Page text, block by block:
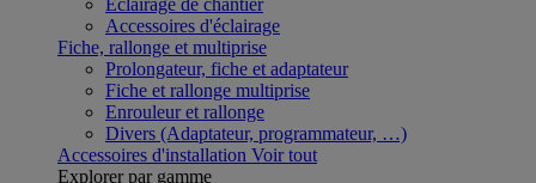
Eclairage de chantier
Accessoires d'éclairage
Fiche, rallonge et multiprise
Prolongateur, fiche et adaptateur
Fiche et rallonge multiprise
Enrouleur et rallonge
Divers (Adaptateur, programmateur, …)
Accessoires d'installation Voir tout
Explorer par gamme